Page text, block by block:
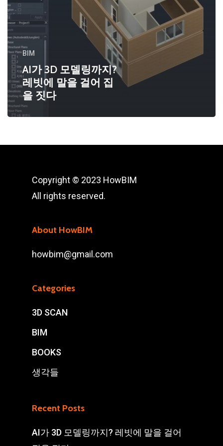
BIM
AI가 3D 모델링까지?
레빗에 말을 걸어 집
을 짓다
Copyright © 2023 HowBIM
All rights reserved.
About HowBIM
howbim@gmail.com
Categories
3D SCAN
BIM
BOOKS
생각들
Recent Posts
AI가 3D 모델링까지? 레빗에 말을 걸어